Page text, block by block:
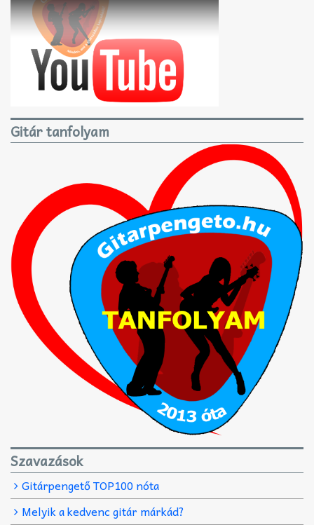
Gitár tanfolyam
Szavazások
Gitárpengető TOP100 nóta
Melyik a kedvenc gitár márkád?